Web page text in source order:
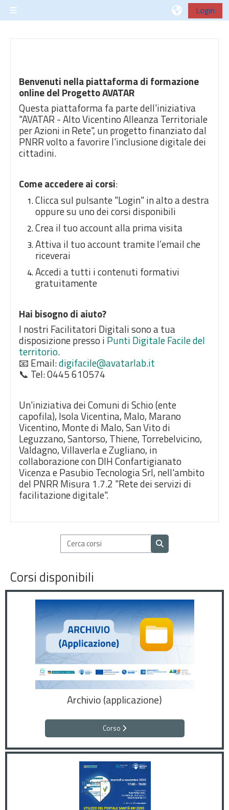
Vai al contenuto principale
Pannello laterale
Login
Benvenuti nella piattaforma di formazione
online del Progetto AVATAR
Questa piattaforma fa parte dell'iniziativa
"AVATAR - Alto Vicentino Alleanza Territoriale
per Azioni in Rete", un progetto finanziato dal
PNRR volto a favorire l'inclusione digitale dei
cittadini.
Come accedere ai corsi:
Clicca sul pulsante "Login" in alto a destra
oppure su uno dei corsi disponibili
Crea il tuo account alla prima visita
Attiva il tuo account tramite l’email che
riceverai
Accedi a tutti i contenuti formativi
gratuitamente
Hai bisogno di aiuto?
I nostri Facilitatori Digitali sono a tua
disposizione presso i Punti Digitale Facile del
territorio.
📧 Email:digifacile@avatarlab.it
📞 Tel: 0445 610574
Un'iniziativa dei Comuni di Schio (ente
capofila), Isola Vicentina, Malo, Marano
Vicentino, Monte di Malo, San Vito di
Leguzzano, Santorso, Thiene, Torrebelvicino,
Valdagno, Villaverla e Zugliano, in
collaborazione con DIH Confartigianato
Vicenza e Pasubio Tecnologia Srl, nell'ambito
del PNRR Misura 1.7.2 "Rete dei servizi di
facilitazione digitale".
Cerca corsi
Cerca corsi
Corsi disponibili
Archivio (applicazione)
Corso